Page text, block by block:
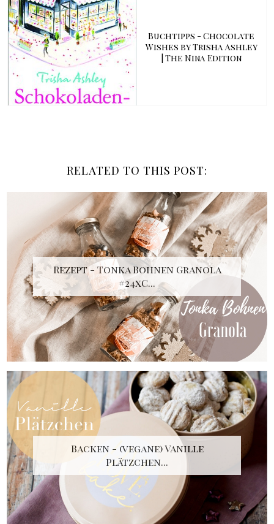
Buchtipps - Chocolate
Wishes by Trisha Ashley
| The Nina Edition
RELATED TO THIS POST:
Rezept - Tonka Bohnen Granola
#24xC...
Backen - (vegane) Vanille
Plätzchen...